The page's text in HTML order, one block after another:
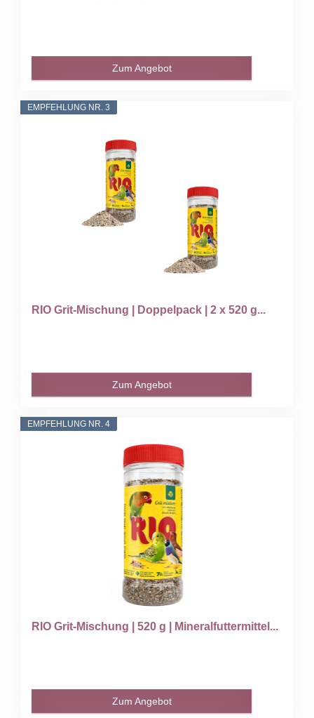
Zum Angebot
EMPFEHLUNG NR. 3
RIO Grit-Mischung | Doppelpack | 2 x 520 g...
Zum Angebot
EMPFEHLUNG NR. 4
RIO Grit-Mischung | 520 g | Mineralfuttermittel...
Zum Angebot